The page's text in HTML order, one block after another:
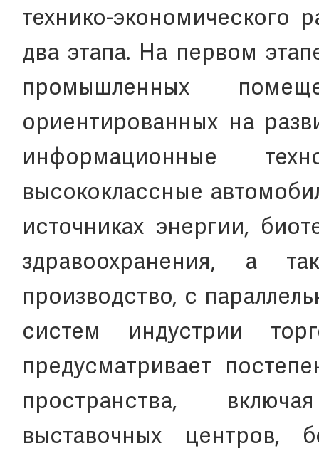
технико-экономического
два этапа. На первом
промышленных
ориентированных на
информационные
высококлассные
источниках энергии,
здравоохранения, а
производство, с
систем индустрии
предусматривает
пространства,
выставочных центров,